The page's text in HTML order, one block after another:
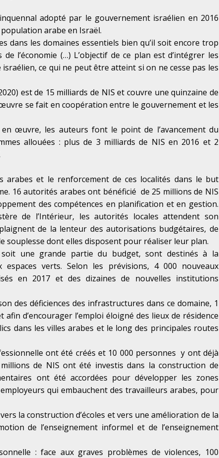
adopté par le gouvernement israélien en 2016
arabe en Israël.
dans les domaines essentiels bien qu’il soit encore trop
l’économie (…) L’objectif de ce plan est d’intégrer les
ce qui ne peut être atteint si on ne cesse pas les
est de 15 milliards de NIS et couvre une quinzaine de
se fait en coopération entre le gouvernement et les
œuvre, les auteurs font le point de l’avancement du
allouées : plus de 3 milliards de NIS en 2016 et 2
arabes et le renforcement de ces localités dans le but
16 autorités arabes ont bénéficié de 25 millions de NIS
des compétences en planification et en gestion.
de l’Intérieur, les autorités locales attendent son
de la lenteur des autorisations budgétaires, de
souplesse dont elles disposent pour réaliser leur plan.
une grande partie du budget, sont destinés à la
verts. Selon les prévisions, 4 000 nouveaux
en 2017 et des dizaines de nouvelles institutions
des déficiences des infrastructures dans ce domaine, 1
d’encourager l’emploi éloigné des lieux de résidence
dans les villes arabes et le long des principales routes
ont été créés et 10 000 personnes y ont déjà
de NIS ont été investis dans la construction de
ont été accordées pour développer les zones
qui embauchent des travailleurs arabes, pour
la construction d’écoles et vers une amélioration de la
de l’enseignement informel et de l’enseignement
: face aux graves problèmes de violences, 100